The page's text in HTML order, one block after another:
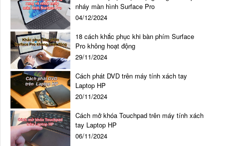
nháy màn hình Surface Pro
04/12/2024
18 cách khắc phục khi bàn phím Surface
Pro không hoạt động
29/11/2024
Cách phát DVD trên máy tính xách tay
Laptop HP
20/11/2024
Cách mở khóa Touchpad trên máy tính xách
tay Laptop HP
06/11/2024